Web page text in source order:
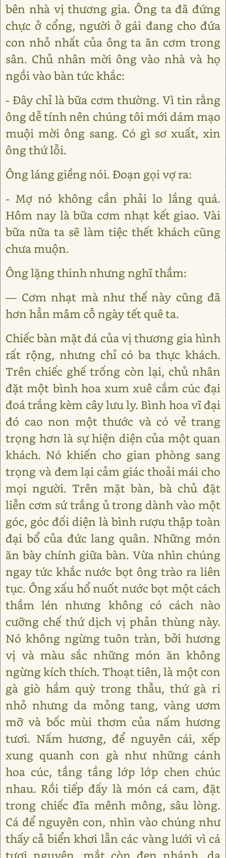
bên nhà vị thương gia. Ông ta đã đứng
chực ở cổng, người ở gái đang cho đứa
con nhỏ nhất của ông ta ăn cơm trong
sân. Chủ nhân mời ông vào nhà và họ
ngồi vào bàn tức khắc:
- Đây chỉ là bữa cơm thường. Vì tin rằng
ông dễ tính nên chúng tôi mới dám mạo
muội mời ông sang. Có gì sơ xuất, xin
ông thứ lỗi.
Ông láng giềng nói. Đoạn gọi vợ ra:
- Mợ nó không cần phải lo lắng quá.
Hôm nay là bữa cơm nhạt kết giao. Vài
bữa nữa ta sẽ làm tiệc thết khách cũng
chưa muộn.
Ông lặng thinh nhưng nghĩ thầm:
― Cơm nhạt mà như thế này cũng đã
hơn hẳn mâm cỗ ngày tết quê ta.
Chiếc bàn mặt đá của vị thương gia hình
rất rộng, nhưng chỉ có ba thực khách.
Trên chiếc ghế trống còn lại, chủ nhân
đặt một bình hoa xum xuê cắm cúc đại
đoá trắng kèm cây lưu ly. Bình hoa vĩ đại
đó cao non một thước và có vẻ trang
trọng hơn là sự hiện diện của một quan
khách. Nó khiến cho gian phòng sang
trọng và đem lại cảm giác thoải mái cho
mọi người. Trên mặt bàn, bà chủ đặt
liễn cơm sứ trắng ủ trong dành vào một
góc, góc đối diện là bình rượu thập toàn
đại bổ của đức lang quân. Những món
ăn bày chính giữa bàn. Vừa nhìn chúng
ngay tức khắc nước bọt ông trào ra liên
tục. Ông xấu hổ nuốt nước bọt một cách
thầm lén nhưng không có cách nào
cưỡng chế thứ dịch vị phản thùng này.
Nó không ngừng tuôn tràn, bởi hương
vị và màu sắc những món ăn không
ngừng kích thích. Thoạt tiên, là một con
gà giò hầm quỳ trong thẫu, thứ gà ri
nhỏ nhưng da mỏng tang, vàng ươm
mỡ và bốc mùi thơm của nấm hương
tươi. Nấm hương, để nguyên cái, xếp
xung quanh con gà như những cánh
hoa cúc, tầng tầng lớp lớp chen chúc
nhau. Rồi tiếp đấy là món cá cam, đặt
trong chiếc đĩa mênh mông, sâu lòng.
Cá để nguyên con, nhìn vào chúng như
thấy cả biển khơi lẫn các vàng lưới vì cá